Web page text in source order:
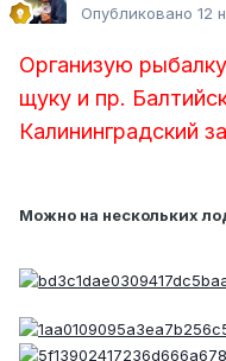
Опубликовано 12
Организую
щуку и пр.
Калининградский
Можно на нескольких